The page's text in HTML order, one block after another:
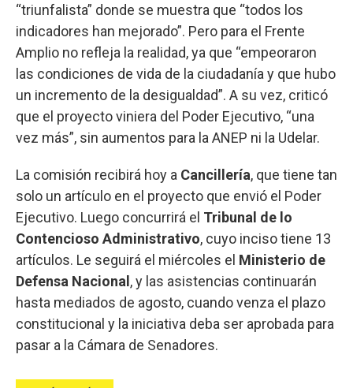
“triunfalista” donde se muestra que “todos los
indicadores han mejorado”. Pero para el Frente
Amplio no refleja la realidad, ya que “empeoraron
las condiciones de vida de la ciudadanía y que hubo
un incremento de la desigualdad”. A su vez, criticó
que el proyecto viniera del Poder Ejecutivo, “una
vez más”, sin aumentos para la ANEP ni la Udelar.
La comisión recibirá hoy a Cancillería, que tiene tan
solo un artículo en el proyecto que envió el Poder
Ejecutivo. Luego concurrirá el Tribunal de lo
Contencioso Administrativo, cuyo inciso tiene 13
artículos. Le seguirá el miércoles el Ministerio de
Defensa Nacional , y las asistencias continuarán
hasta mediados de agosto, cuando venza el plazo
constitucional y la iniciativa deba ser aprobada para
pasar a la Cámara de Senadores.